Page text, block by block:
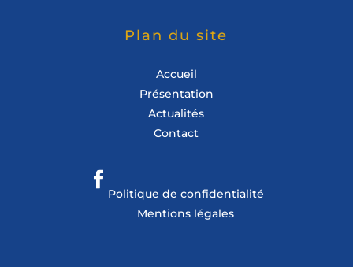
Plan du site
Accueil
Présentation
Actualités
Contact
Politique de confidentialité
Mentions légales